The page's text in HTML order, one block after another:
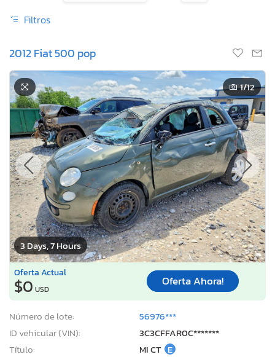
Filtros
2012 Fiat 500 pop
3 Days, 7 Hours
1/12
Oferta Actual
$0 USD
Oferta Ahora!
Número de lote:
56976***
ID vehicular (VIN):
3C3CFFAR0C*******
Título:
MI CT E